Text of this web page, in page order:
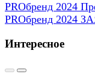
PROбренд 2024
PROбренд 2024
Интересное